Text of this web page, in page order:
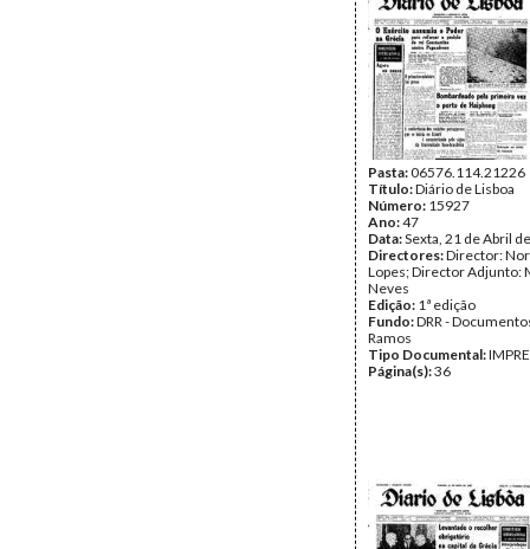
Pasta:06576.114.21226
Título:Diário de Lisboa
Número: 15927
Ano:47
Data:Sexta, 21 de Abril
Directores:Director:
Lopes; Director Adjunto:
Neves
Edição: 1ª edição
Fundo:DRR -
Ramos
Tipo Documental:
Página(s):36